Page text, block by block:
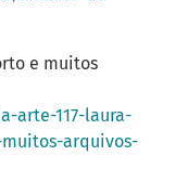
e muitos
arte-117-laura-
arquivos-